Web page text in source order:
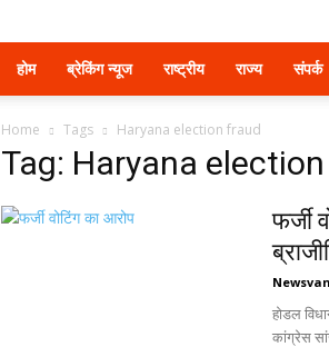
होम ब्रेकिंग न्यूज राष्ट्रीय राज्य संपर्क
Home Tags Haryana election fraud
Tag: Haryana
फर्जी
होडल
कांग्रेस